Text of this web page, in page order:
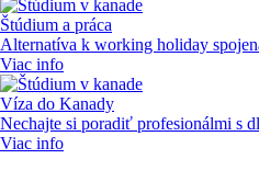
Štúdium a práca
Alternatíva k working holiday
Viac info
Víza do Kanady
Nechajte si poradiť profesionálmi s
Viac info